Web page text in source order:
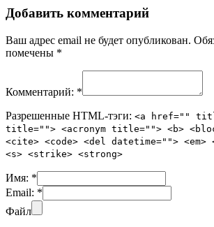
Добавить комментарий
Ваш адрес email не будет опубликован.
помечены *
Комментарий: *
Разрешенные HTML-тэги: <a href=""
title=""> <acronym title=""> <b>
<cite> <code> <del datetime="">
<s> <strike> <strong>
Имя: *
Email: *
Файл